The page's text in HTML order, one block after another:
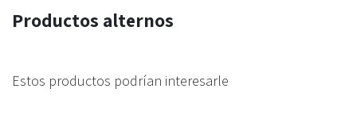
Productos alternos
Estos productos podrían interesarle